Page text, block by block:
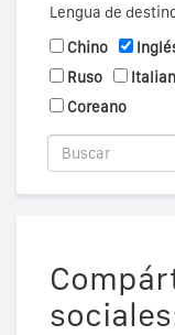
Lengua de
Chino
Ruso
Coreano